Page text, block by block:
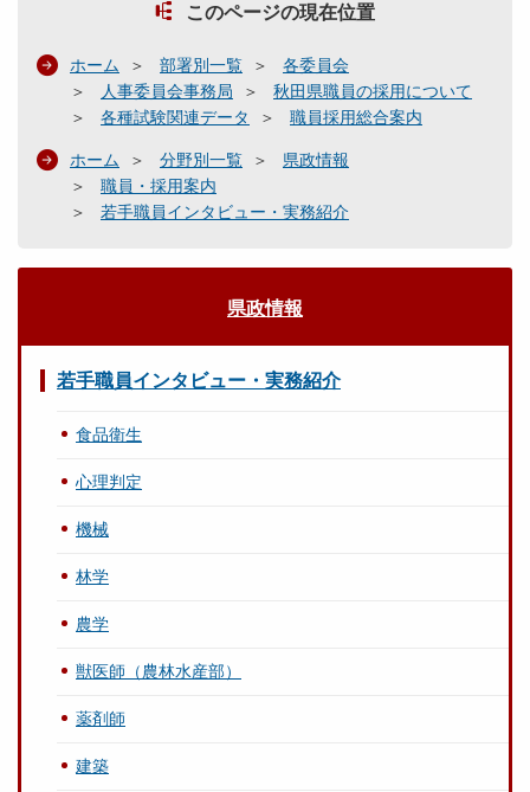
このページの現在位置
ホーム 部署別一覧
各委員会
人事委員会事務局
秋田県職員の採用について
各種試験関連データ
職員採用総合案内
ホーム 分野別一覧
県政情報
職員・採用案内
若手職員インタビュー・実務紹介
県政情報
若手職員インタビュー・実務紹介
食品衛生
心理判定
機械
林学
農学
獣医師（農林水産部）
薬剤師
建築